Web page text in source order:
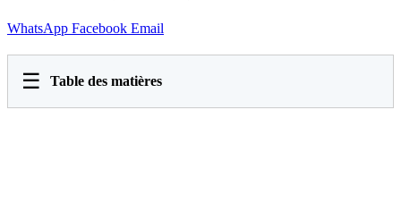
WhatsApp Facebook Email
☰ Table des matières